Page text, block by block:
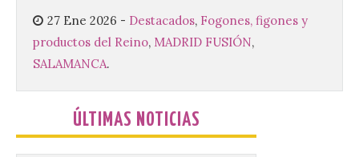
27 Ene 2026 - Destacados, Fogones, figones y
productos del Reino, MADRID FUSIÓN,
SALAMANCA.
ÚLTIMAS NOTICIAS
El gran libro del eclipse
9 Ago 2026
Este verano llega a la
Península Ibérica el